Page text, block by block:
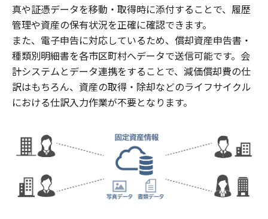
真や証憑データを移動・取得時に添付することで、履歴
管理や資産の保有状況を正確に確認できます。
また、電子申告に対応しているため、償却資産申告書・
種類別明細書を各市区町村へデータで送信可能です。会
計システムとデータ連携をすることで、減価償却費の仕
訳はもちろん、資産の取得・除却などのライフサイクル
における仕訳入力作業が不要となります。